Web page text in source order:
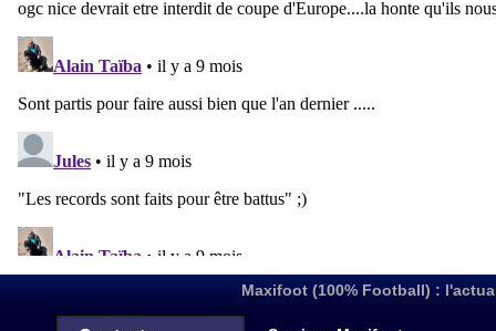
Maxifoot (100% Football) :